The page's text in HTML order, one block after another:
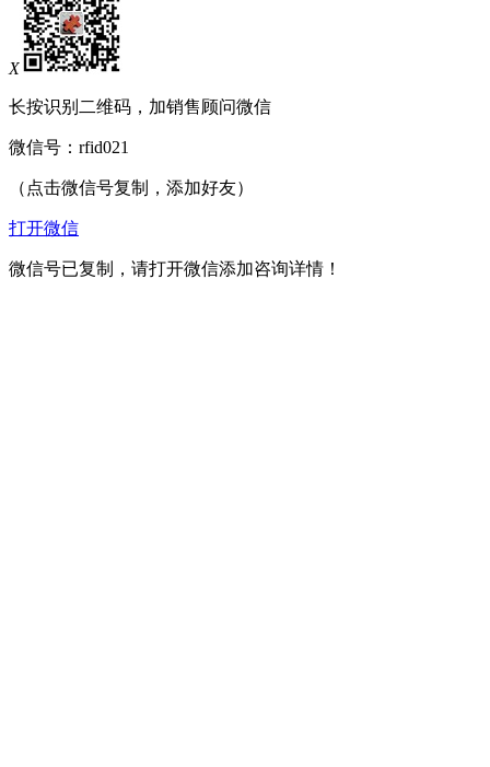
X
长按识别二维码，加销售顾问微信
微信号： rfid021
（点击微信号复制，添加好友）
打开微信
微信号已复制，请打开微信添加咨询详情！